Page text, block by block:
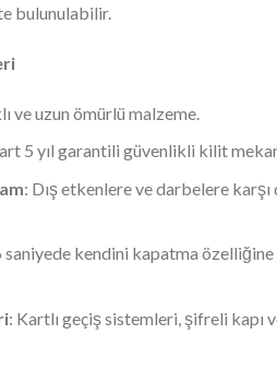
bulunulabilir.
ve uzun ömürlü malzeme.
5 yıl garantili güvenlikli kilit
: Dış etkenlere ve darbelere karşı
saniyede kendini kapatma özelliğine
: Kartlı geçiş sistemleri, şifreli kapı